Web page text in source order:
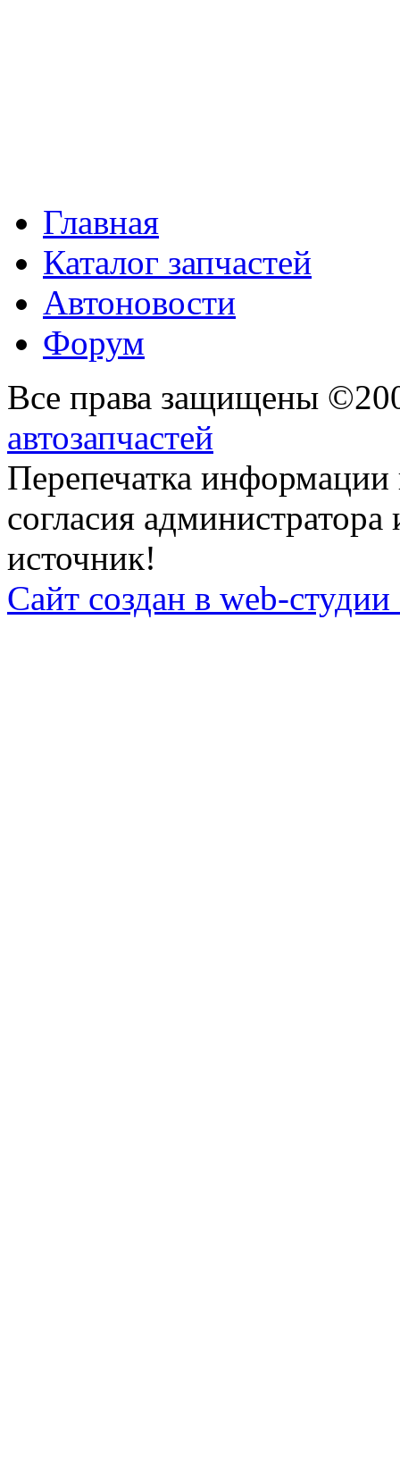
Главная
Каталог запчастей
Автоновости
Форум
Все права защищены
автозапчастей
Перепечатка
согласия
источник!
Сайт создан в web-